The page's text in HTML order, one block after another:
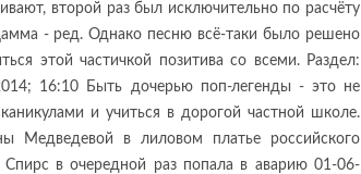
второй раз был исключительно по расчёту
- ред. Однако песню всё-таки было решено
этой частичкой позитива со всеми. Раздел:
16:10 Быть дочерью поп-легенды - это не
и учиться в дорогой частной школе.
Медведевой в лиловом платье российского
в очередной раз попала в аварию 01-06-